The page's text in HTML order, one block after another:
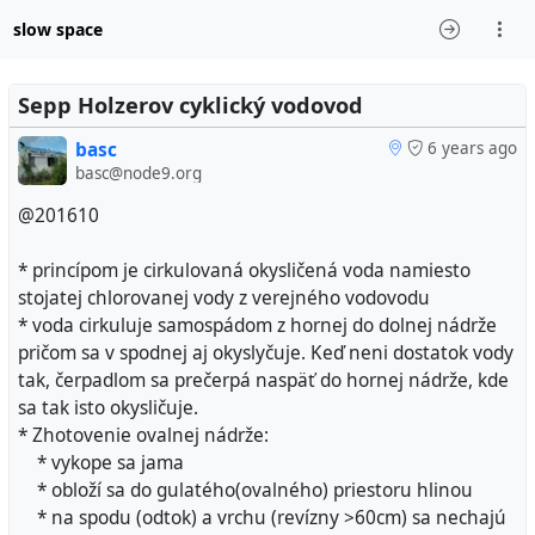
slow space
Sepp Holzerov cyklický vodovod
6 years ago
basc
basc@node9.org
@201610
* princípom je cirkulovaná okysličená voda namiesto
stojatej chlorovanej vody z verejného vodovodu
* voda cirkuluje samospádom z hornej do dolnej nádrže
pričom sa v spodnej aj okyslyčuje. Keď neni dostatok vody
tak, čerpadlom sa prečerpá naspäť do hornej nádrže, kde
sa tak isto okysličuje.
* Zhotovenie ovalnej nádrže:
* vykope sa jama
* obloží sa do gulatého(ovalného) priestoru hlinou
* na spodu (odtok) a vrchu (revízny >60cm) sa nechajú